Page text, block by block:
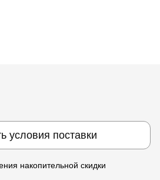
условия поставки
накопительной скидки